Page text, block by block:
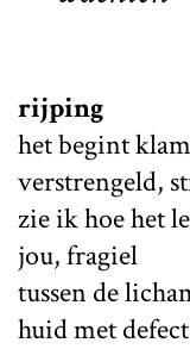
rijping
het begint
verstrengeld,
zie ik hoe het
jou, fragiel
tussen de
huid met defect